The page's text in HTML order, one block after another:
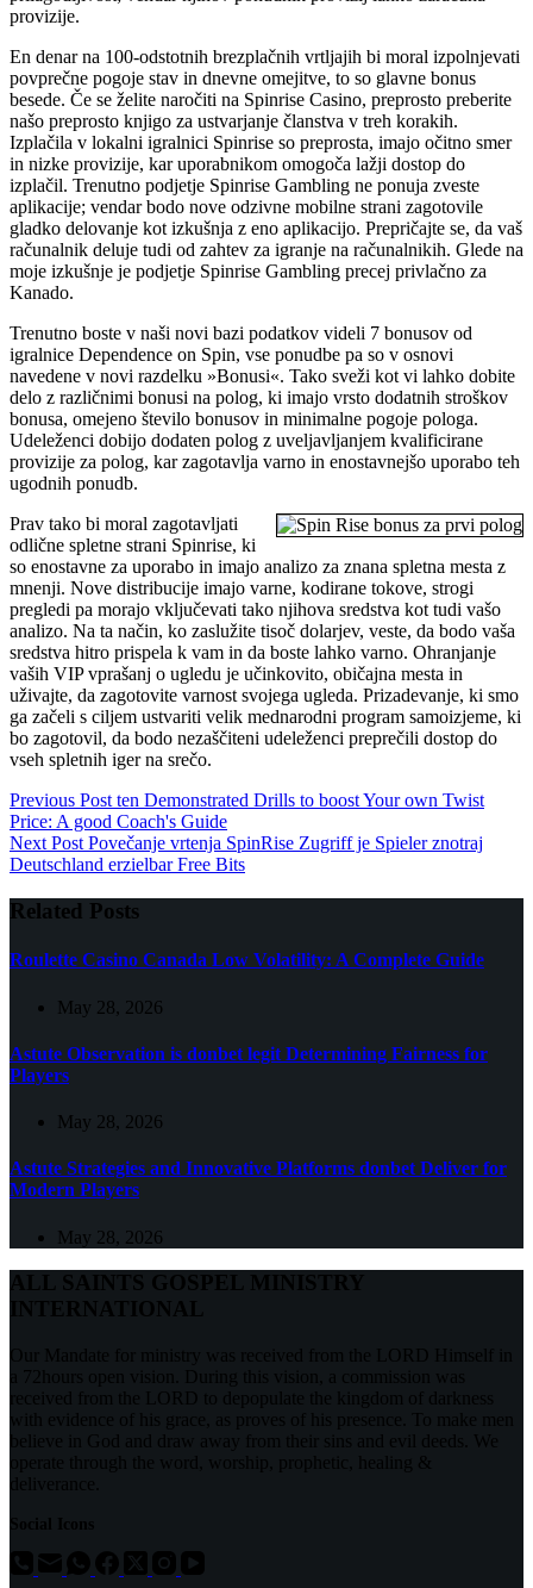
provizije.
En denar na 100-odstotnih brezplačnih vrtljajih bi moral izpolnjevati
povprečne pogoje stav in dnevne omejitve, to so glavne bonus
besede. Če se želite naročiti na Spinrise Casino, preprosto preberite
našo preprosto knjigo za ustvarjanje članstva v treh korakih.
Izplačila v lokalni igralnici Spinrise so preprosta, imajo očitno smer
in nizke provizije, kar uporabnikom omogoča lažji dostop do
izplačil. Trenutno podjetje Spinrise Gambling ne ponuja zveste
aplikacije; vendar bodo nove odzivne mobilne strani zagotovile
gladko delovanje kot izkušnja z eno aplikacijo. Prepričajte se, da vaš
računalnik deluje tudi od zahtev za igranje na računalnikih. Glede na
moje izkušnje je podjetje Spinrise Gambling precej privlačno za
Kanado.
Trenutno boste v naši novi bazi podatkov videli 7 bonusov od
igralnice Dependence on Spin, vse ponudbe pa so v osnovi
navedene v novi razdelku »Bonusi«. Tako sveži kot vi lahko dobite
delo z različnimi bonusi na polog, ki imajo vrsto dodatnih stroškov
bonusa, omejeno število bonusov in minimalne pogoje pologa.
Udeleženci dobijo dodaten polog z uveljavljanjem kvalificirane
provizije za polog, kar zagotavlja varno in enostavnejšo uporabo teh
ugodnih ponudb.
Prav tako bi moral zagotavljati
odlične spletne strani Spinrise, ki
so enostavne za uporabo in imajo analizo za znana spletna mesta z
mnenji. Nove distribucije imajo varne, kodirane tokove, strogi
pregledi pa morajo vključevati tako njihova sredstva kot tudi vašo
analizo. Na ta način, ko zaslužite tisoč dolarjev, veste, da bodo vaša
sredstva hitro prispela k vam in da boste lahko varno. Ohranjanje
vaših VIP vprašanj o ugledu je učinkovito, običajna mesta in
uživajte, da zagotovite varnost svojega ugleda. Prizadevanje, ki smo
ga začeli s ciljem ustvariti velik mednarodni program samoizjeme, ki
bo zagotovil, da bodo nezaščiteni udeleženci preprečili dostop do
vseh spletnih iger na srečo.
Previous Post ten Demonstrated Drills to boost Your own Twist
Price: A good Coach's Guide
Next Post Povečanje vrtenja SpinRise Zugriff je Spieler znotraj
Deutschland erzielbar Free Bits
Related Posts
Roulette Casino Canada Low Volatility: A Complete Guide
May 28, 2026
Astute Observation is donbet legit Determining Fairness for
Players
May 28, 2026
Astute Strategies and Innovative Platforms donbet Deliver for
Modern Players
May 28, 2026
ALL SAINTS GOSPEL MINISTRY
INTERNATIONAL
Our Mandate for ministry was received from the LORD Himself in
a 72hours open vision. During this vision, a commission was
received from the LORD to depopulate the kingdom of darkness
with evidence of his grace, as proves of his presence. To make men
believe in God and draw away from their sins and evil deeds. We
operate through the word, worship, prophetic, healing &
deliverance.
Social Icons